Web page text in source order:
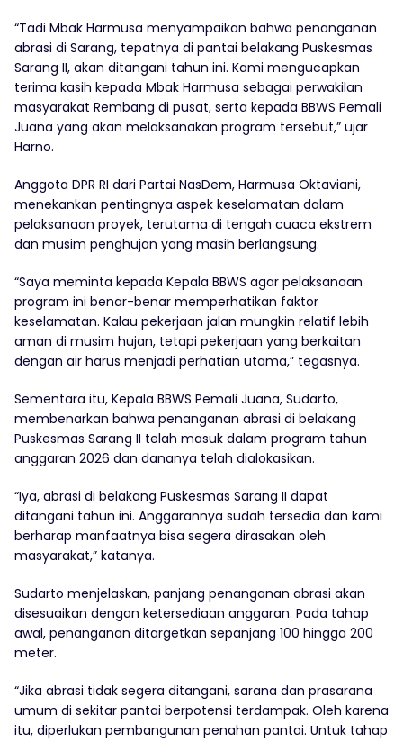
“Tadi Mbak Harmusa menyampaikan bahwa penanganan
abrasi di Sarang, tepatnya di pantai belakang Puskesmas
Sarang II, akan ditangani tahun ini. Kami mengucapkan
terima kasih kepada Mbak Harmusa sebagai perwakilan
masyarakat Rembang di pusat, serta kepada BBWS Pemali
Juana yang akan melaksanakan program tersebut,” ujar
Harno.
Anggota DPR RI dari Partai NasDem, Harmusa Oktaviani,
menekankan pentingnya aspek keselamatan dalam
pelaksanaan proyek, terutama di tengah cuaca ekstrem
dan musim penghujan yang masih berlangsung.
“Saya meminta kepada Kepala BBWS agar pelaksanaan
program ini benar-benar memperhatikan faktor
keselamatan. Kalau pekerjaan jalan mungkin relatif lebih
aman di musim hujan, tetapi pekerjaan yang berkaitan
dengan air harus menjadi perhatian utama,” tegasnya.
Sementara itu, Kepala BBWS Pemali Juana, Sudarto,
membenarkan bahwa penanganan abrasi di belakang
Puskesmas Sarang II telah masuk dalam program tahun
anggaran 2026 dan dananya telah dialokasikan.
“Iya, abrasi di belakang Puskesmas Sarang II dapat
ditangani tahun ini. Anggarannya sudah tersedia dan kami
berharap manfaatnya bisa segera dirasakan oleh
masyarakat,” katanya.
Sudarto menjelaskan, panjang penanganan abrasi akan
disesuaikan dengan ketersediaan anggaran. Pada tahap
awal, penanganan ditargetkan sepanjang 100 hingga 200
meter.
“Jika abrasi tidak segera ditangani, sarana dan prasarana
umum di sekitar pantai berpotensi terdampak. Oleh karena
itu, diperlukan pembangunan penahan pantai. Untuk tahap